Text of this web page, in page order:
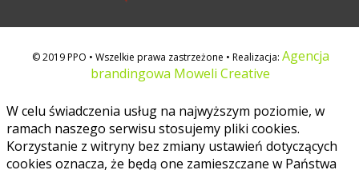
© 2019 PPO • Wszelkie prawa zastrzeżone • Realizacja: Agencja
brandingowa Moweli Creative
W celu świadczenia usług na najwyższym poziomie, w
ramach naszego serwisu stosujemy pliki cookies.
Korzystanie z witryny bez zmiany ustawień dotyczących
cookies oznacza, że będą one zamieszczane w Państwa